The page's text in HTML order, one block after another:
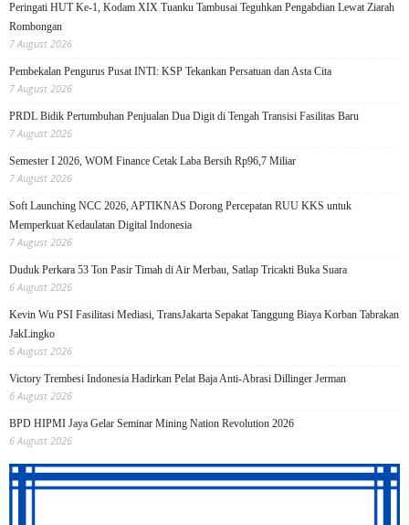
Peringati HUT Ke-1, Kodam XIX Tuanku Tambusai Teguhkan Pengabdian Lewat Ziarah
Rombongan
7 August 2026
Pembekalan Pengurus Pusat INTI: KSP Tekankan Persatuan dan Asta Cita
7 August 2026
PRDL Bidik Pertumbuhan Penjualan Dua Digit di Tengah Transisi Fasilitas Baru
7 August 2026
Semester I 2026, WOM Finance Cetak Laba Bersih Rp96,7 Miliar
7 August 2026
Soft Launching NCC 2026, APTIKNAS Dorong Percepatan RUU KKS untuk
Memperkuat Kedaulatan Digital Indonesia
7 August 2026
Duduk Perkara 53 Ton Pasir Timah di Air Merbau, Satlap Tricakti Buka Suara
6 August 2026
Kevin Wu PSI Fasilitasi Mediasi, TransJakarta Sepakat Tanggung Biaya Korban Tabrakan
JakLingko
6 August 2026
Victory Trembesi Indonesia Hadirkan Pelat Baja Anti-Abrasi Dillinger Jerman
6 August 2026
BPD HIPMI Jaya Gelar Seminar Mining Nation Revolution 2026
6 August 2026